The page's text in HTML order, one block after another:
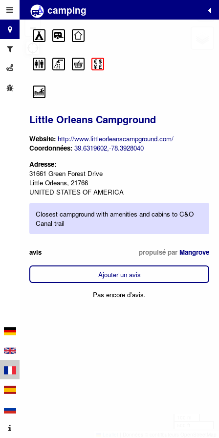
camping
Little Orleans Campground
Website: http://www.littleorleanscampground.com/
Coordonnées: 39.6319602,-78.3928040
Adresse:
31661 Green Forest Drive
Little Orleans, 21766
UNITED STATES OF AMERICA
Closest campground with amenities and cabins to C&O
Canal trail
avis propulsé par Mangrove
Ajouter un avis
Pas encore d'avis.
+
−